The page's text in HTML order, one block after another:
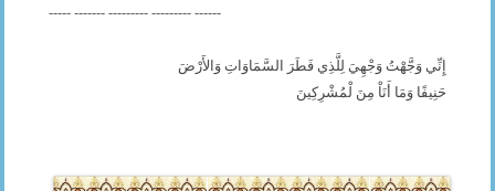
----- ------- --------- --------- ------
إِنِّي وَجَّهْتُ وَجْهِيَ لِلَّذِي فَطَرَ السَّمَاوَاتِ وَالأَرْضَ
حَنِيفًا وَمَا أَنَاْ مِنَ لْمُشْرِكِينَ